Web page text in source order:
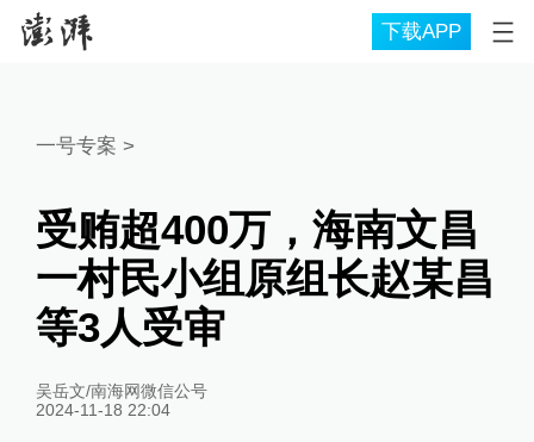
下载APP
一号专案 >
受贿超400万，海南文昌
一村民小组原组长赵某昌
等3人受审
吴岳文/南海网微信公号
2024-11-18 22:04